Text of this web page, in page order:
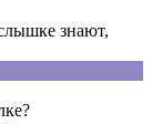
знают,